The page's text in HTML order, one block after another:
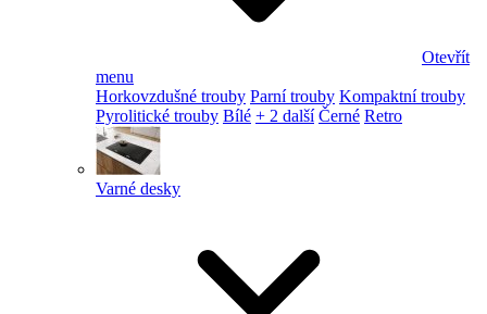
Otevřít
menu
Horkovzdušné trouby Parní trouby Kompaktní trouby
Pyrolitické trouby Bílé + 2 další Černé Retro
Varné desky